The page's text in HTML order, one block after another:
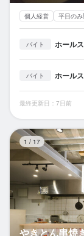
個人経営 平日の
バイト ホール
バイト ホール
最終更新日：7日前
1 / 17
やきとん串焼